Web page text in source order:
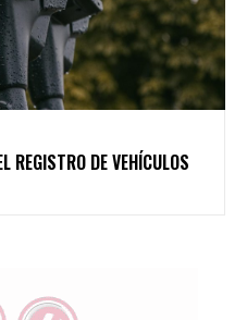
REGISTRO DE VEHÍCULOS